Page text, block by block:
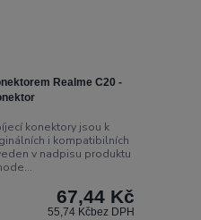
Realme C20 -
konektory jsou k
i kompatibilních
v nadpisu produktu
67,44 Kč
55,74 Kčbez DPH